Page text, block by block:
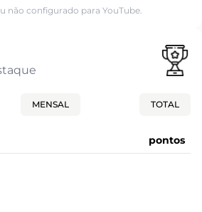
não configurado para YouTube.
MENSAL TOTAL
pontos